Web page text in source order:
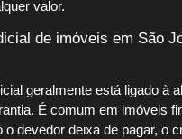
valor.
de imóveis em São
geralmente está ligado à
É comum em imóveis
o devedor deixa de pagar, o